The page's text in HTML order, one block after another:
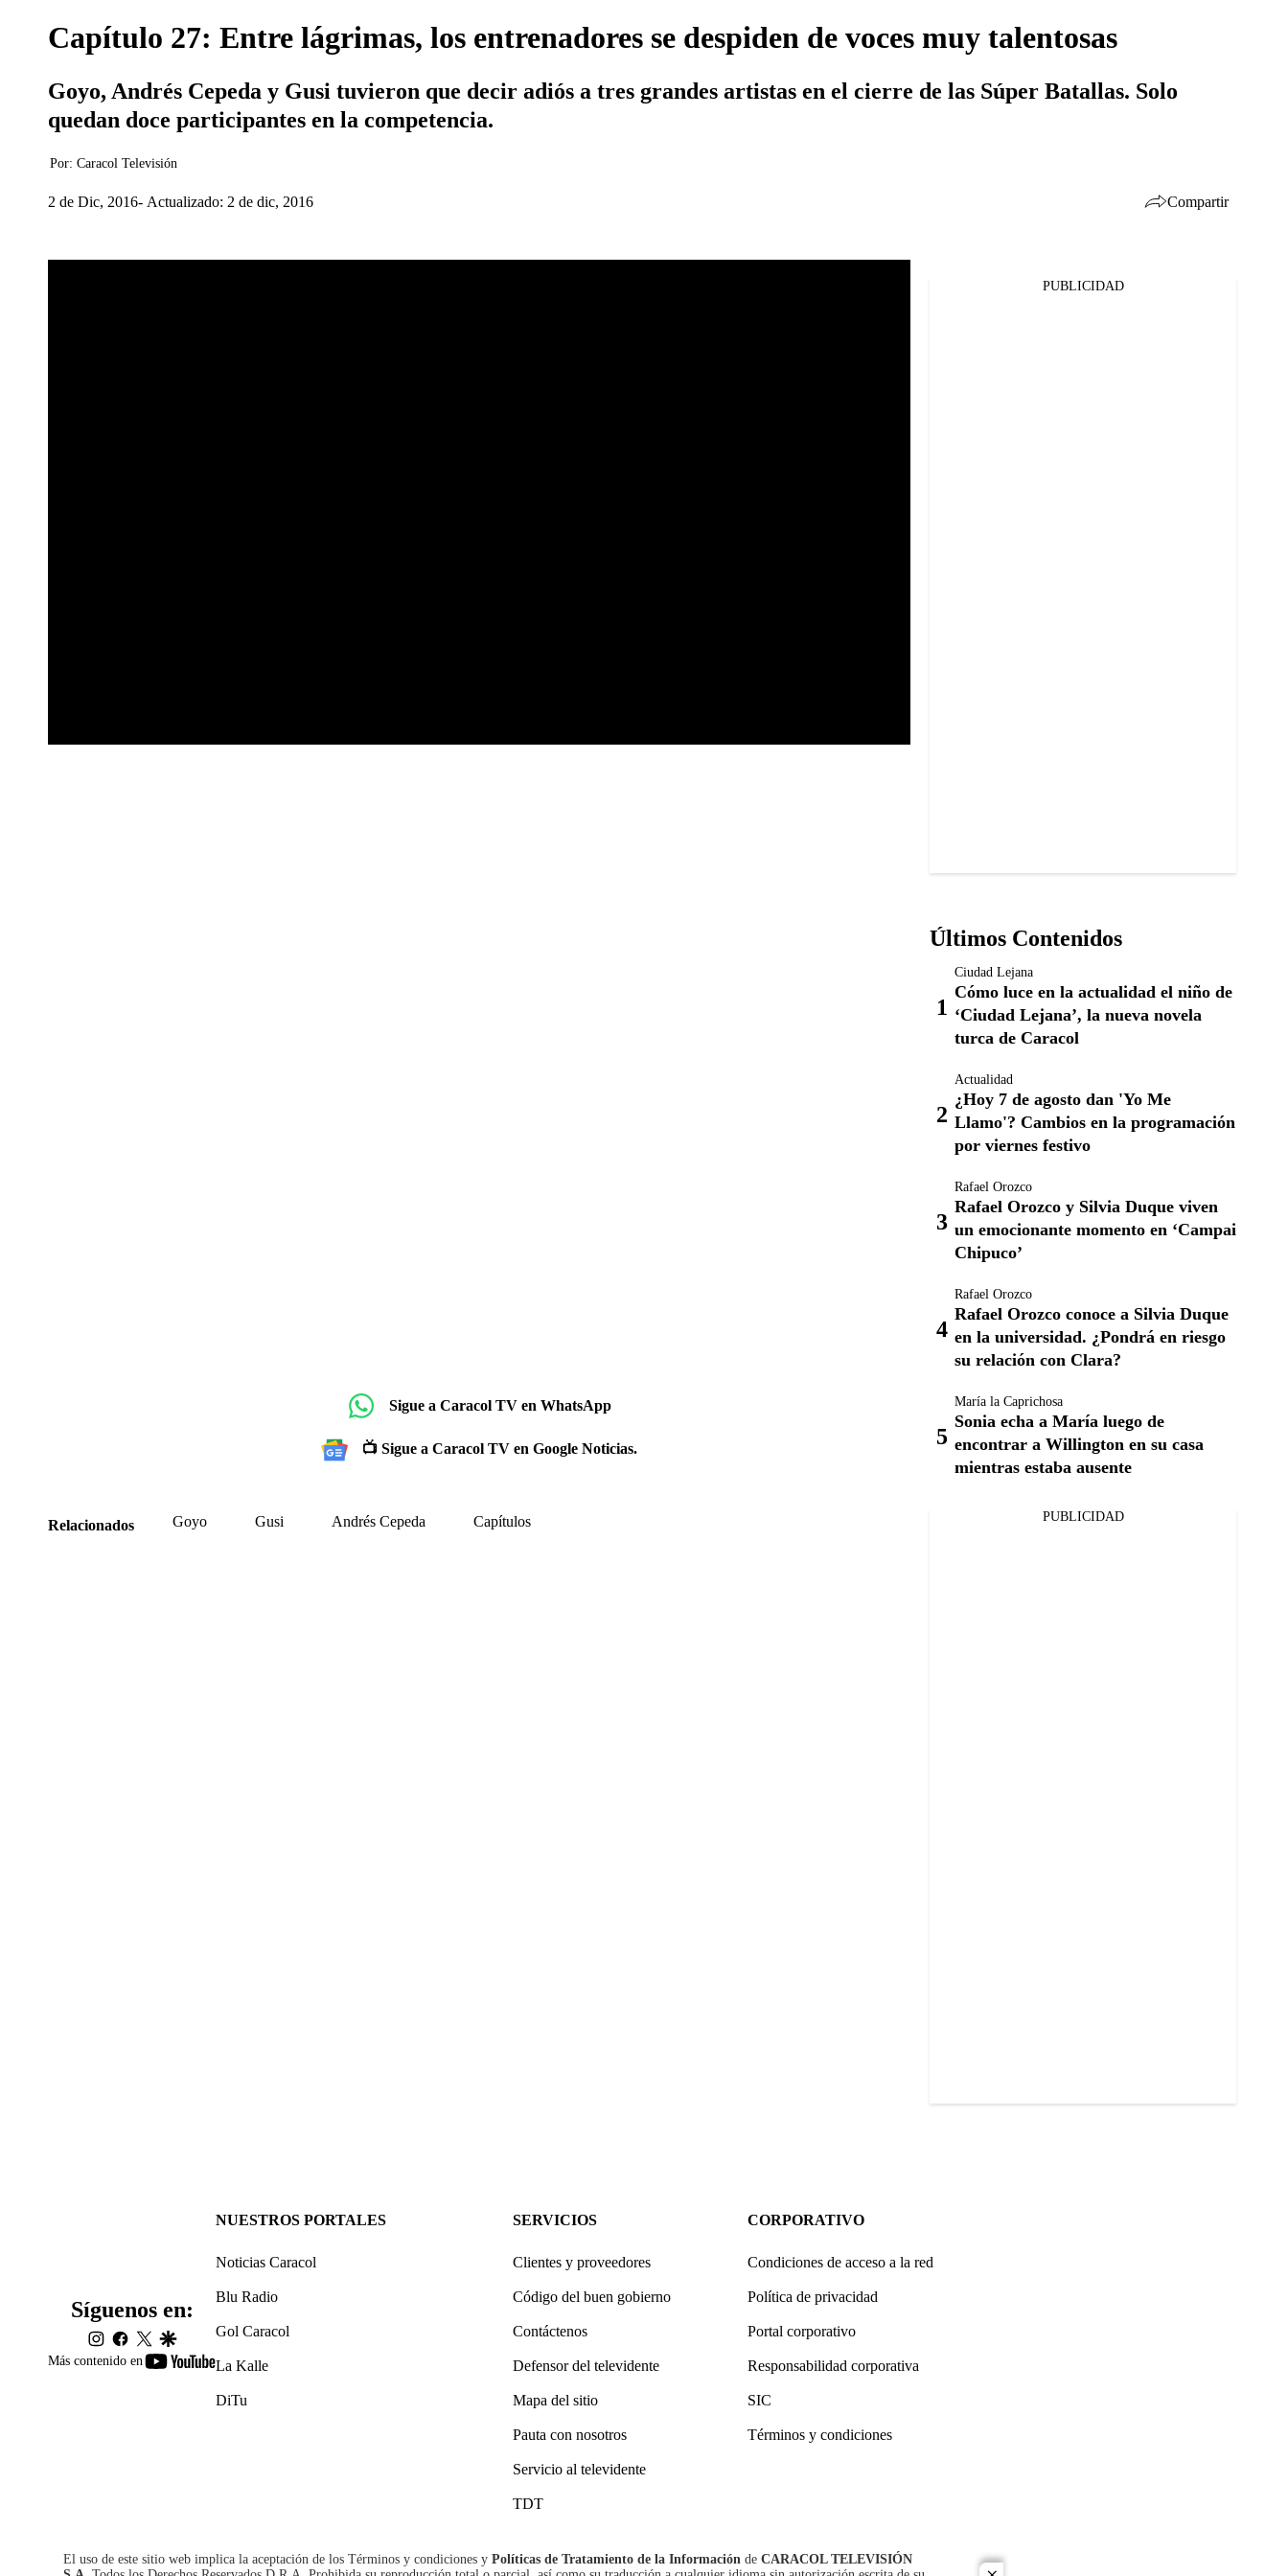
Capítulo 27: Entre lágrimas, los entrenadores se despiden de voces muy talentosas
Goyo, Andrés Cepeda y Gusi tuvieron que decir adiós a tres grandes artistas en el cierre de las Súper Batallas. Solo
quedan doce participantes en la competencia.
Por: Caracol Televisión
2 de Dic, 2016 Actualizado: 2 de dic, 2016 Compartir
Sigue a Caracol TV en WhatsApp
📺 Sigue a Caracol TV en Google Noticias.
Relacionados Goyo Gusi Andrés Cepeda Capítulos
PUBLICIDAD
Últimos Contenidos
Ciudad Lejana
Cómo luce en la actualidad el niño de
‘Ciudad Lejana’, la nueva novela
turca de Caracol
Actualidad
¿Hoy 7 de agosto dan 'Yo Me
Llamo'? Cambios en la programación
por viernes festivo
Rafael Orozco
Rafael Orozco y Silvia Duque viven
un emocionante momento en ‘Campai
Chipuco’
Rafael Orozco
Rafael Orozco conoce a Silvia Duque
en la universidad. ¿Pondrá en riesgo
su relación con Clara?
María la Caprichosa
Sonia echa a María luego de
encontrar a Willington en su casa
mientras estaba ausente
PUBLICIDAD
Más contenido en
youtube-
Síguenos en:
instagram
facebook
twittergoogle
NUESTROS PORTALES
Noticias Caracol
Blu Radio
Gol Caracol
La Kalle
DiTu
SERVICIOS
Clientes y proveedores
Código del buen gobierno
Contáctenos
Defensor del televidente
Mapa del sitio
Pauta con nosotros
Servicio al televidente
TDT
CORPORATIVO
Condiciones de acceso a la red
Política de privacidad
Portal corporativo
Responsabilidad corporativa
SIC
Términos y condiciones
El uso de este sitio web implica la aceptación de los Términos y condiciones y Políticas de Tratamiento de la Información de CARACOL TELEVISIÓN